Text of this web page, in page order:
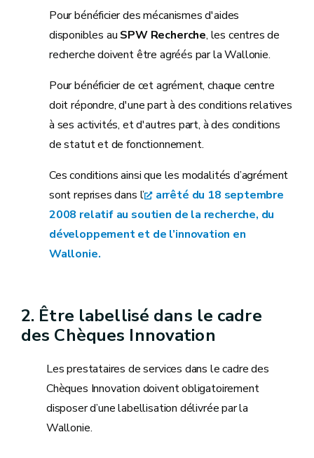
Pour bénéficier des mécanismes d'aides
disponibles au SPW Recherche, les centres de
recherche doivent être agréés par la Wallonie.
Pour bénéficier de cet agrément, chaque centre
doit répondre, d'une part à des conditions relatives
à ses activités, et d'autres part, à des conditions
de statut et de fonctionnement.
Ces conditions ainsi que les modalités d’agrément
sont reprises dans l’
arrêté du 18 septembre
2008 relatif au soutien de la recherche, du
développement et de l’innovation en
Wallonie.
2. Être labellisé dans le cadre
des Chèques Innovation
Les prestataires de services dans le cadre des
Chèques Innovation doivent obligatoirement
disposer d’une labellisation délivrée par la
Wallonie.